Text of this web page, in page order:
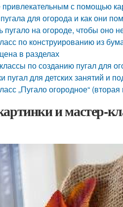
привлекательным с помощью
для огорода и как они
пугало на огороде, чтобы оно
по конструированию из
в разделах
по созданию пугал для
пугал для детских занятий и
„Пугало огородное“
и мастер-